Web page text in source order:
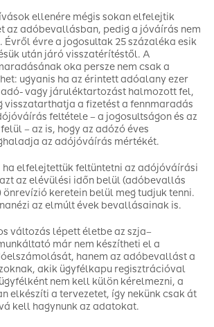
ellenére mégis sokan elfelejtik
az adóbevallásban, pedig a jóváírás nem
Évről évre a jogosultak 25 százaléka esik
után járó visszatérítéstől. A
oka persze nem csak a
ugyanis ha az érintett adóalany ezer
vagy járuléktartozást halmozott fel,
visszatarthatja a fizetést a fennmaradás
feltétele – a jogosultságon és az
– az is, hogy az adózó éves
az adójóváírás mértékét.
ha elfelejtettük feltüntetni az adójóváírási
az elévülési időn belül (adóbevallás
önrevízió keretein belül meg tudjuk tenni.
az elmúlt évek bevallásainak is.
változás lépett életbe az szja–
már nem készítheti el a
hanem az adóbevallást a
akik ügyfélkapu regisztrációval
nem kell külön kérelmezni, a
elkészíti a tervezetet, így nekünk csak át
kell hagynunk az adatokat.